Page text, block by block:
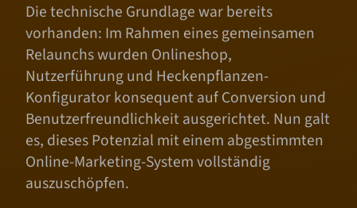
Die technische Grundlage war bereits
vorhanden: Im Rahmen eines gemeinsamen
Relaunchs wurden Onlineshop,
Nutzerführung und Heckenpflanzen-
Konfigurator konsequent auf Conversion und
Benutzerfreundlichkeit ausgerichtet. Nun galt
es, dieses Potenzial mit einem abgestimmten
Online-Marketing-System vollständig
auszuschöpfen.